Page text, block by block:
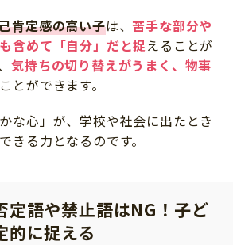
肯定感の高い子は、 苦手な部分や
含めて「自分」だと捉えることが
気持ちの切り替えがうまく、物事
ことができます。
な心」が、学校や社会に出たとき
きる力となるのです。
定語や禁止語はNG！子ど
的に捉える